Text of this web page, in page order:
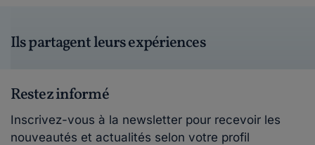
Ils partagent leurs expériences
Restez informé
Inscrivez-vous à la newsletter pour recevoir les
nouveautés et actualités selon votre profil